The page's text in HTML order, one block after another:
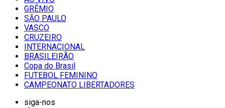
GRÊMIO
SĀO PAULO
VASCO
CRUZEIRO
INTERNACIONAL
BRASILEIRÃO
Copa do Brasil
FUTEBOL FEMININO
CAMPEONATO LIBERTADORES
siga-nos